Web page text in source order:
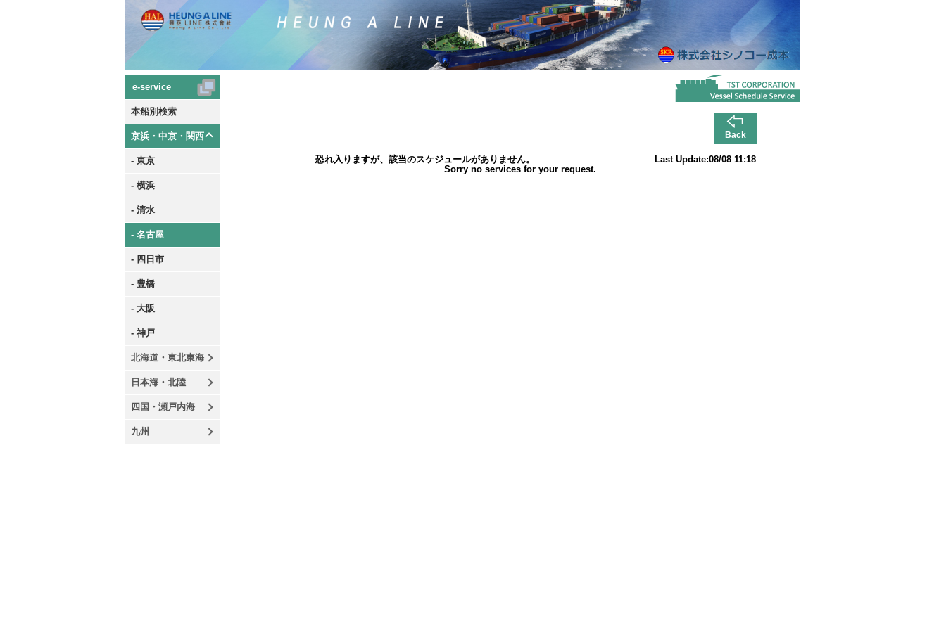
e-service
本船別検索
京浜・中京・関西
- 東京
- 横浜
- 清水
- 名古屋
- 四日市
- 豊橋
- 大阪
- 神戸
北海道・東北東海
日本海・北陸
四国・瀬戸内海
九州
Back
Last Update:08/08 11:18
恐れ入りますが、該当のスケジュールがありません。
Sorry no services for your request.